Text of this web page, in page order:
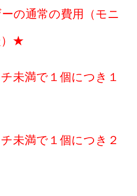
の通常の費用（モニ
）★
未満で１個につき１
未満で１個につき２